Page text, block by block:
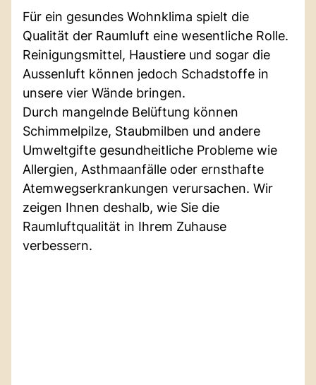
Für ein gesundes Wohnklima spielt die
Qualität der Raumluft eine wesentliche Rolle.
Reinigungsmittel, Haustiere und sogar die
Aussenluft können jedoch Schadstoffe in
unsere vier Wände bringen.
Durch mangelnde Belüftung können
Schimmelpilze, Staubmilben und andere
Umweltgifte gesundheitliche Probleme wie
Allergien, Asthmaanfälle oder ernsthafte
Atemwegserkrankungen verursachen. Wir
zeigen Ihnen deshalb, wie Sie die
Raumluftqualität in Ihrem Zuhause
verbessern.